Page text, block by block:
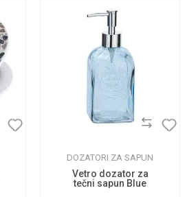
DOZATORI ZA SAPUN
Vetro dozator za
tečni sapun Blue